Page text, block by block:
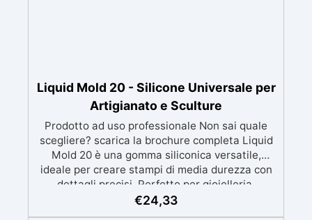
Liquid Mold 20 - Silicone Universale per
Artigianato e Sculture
Prodotto ad uso professionale Non sai quale
scegliere? scarica la brochure completa Liquid
Mold 20 è una gomma siliconica versatile,
ideale per creare stampi di media durezza con
dettagli precisi. Perfetto per gioielleria,
sculture, oggetti artistici, prototipi, saponi,
€24,33